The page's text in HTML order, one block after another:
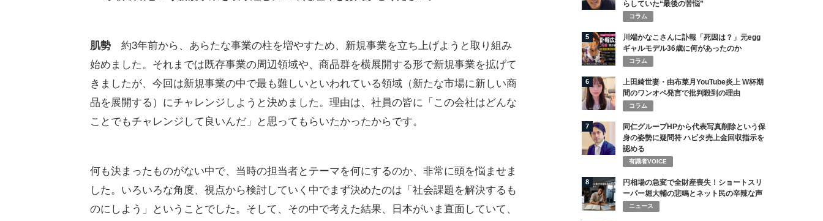
肌勢 約3年前から、あらたな事業の柱を増やすため、新規事業を立ち上げようと取り組み
始めました。それまでは既存事業の周辺領域や、商品群を横展開する形で新規事業を拡げて
きましたが、今回は新規事業の中で最も難しいといわれている領域（新たな市場に新しい商
品を展開する）にチャレンジしようと決めました。理由は、社員の皆に「この会社はどんな
ことでもチャレンジして良いんだ」と思ってもらいたかったからです。
何も決まったものがない中で、当時の担当者とテーマを何にするのか、非常に頭を悩ませま
した。いろいろな角度、視点から検討していく中でまず決めたのは「社会課題を解決するも
のにしよう」ということでした。そして、その中で考えた結果、日本がいま直面していて、
らしていた“最後の苦悩”
コラム
5
川端かなこさんに訃報「死因は？」元egg
ギャルモデル36歳に何があったのか
コラム
6
上田綺世妻・由布菜月YouTube炎上 W杯期
間のワンオペ発言で批判殺到の理由
コラム
7
同仁グループHPから代表写真削除という保
身の姿勢に疑問符 ハビタ売上金回収指示を
認める
有識者VOICE
8
円相場の急変で全財産喪失！ショートスリ
ーパー堀大輔の悲鳴とネット民の辛辣な声
ニュース